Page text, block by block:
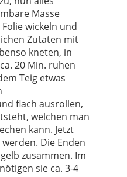
Masse
wickeln und
Zutaten mit
kneten, in
20 Min. ruhen
Teig etwas
flach ausrollen,
welchen man
kann. Jetzt
Die Enden
zusammen. Im
sie ca. 3-4